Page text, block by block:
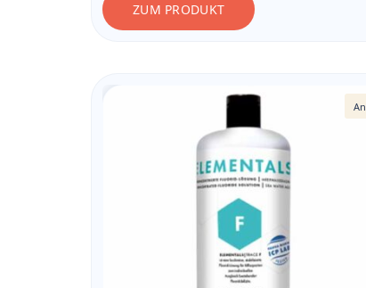
ZUM PRODUKT